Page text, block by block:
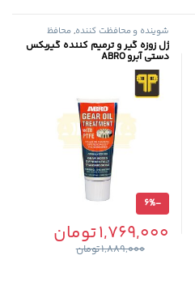
شوینده و محافظت کننده,محافظ
موتور
ژل زوزه گیر و ترمیم کننده گیربکس
دستی آبرو ABRO
-
6%
1,769,000تومان
1,889,000تومان